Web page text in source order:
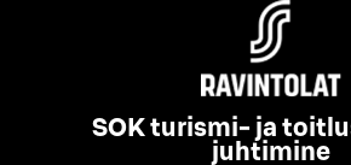
SOK turismi- ja
juhtimine